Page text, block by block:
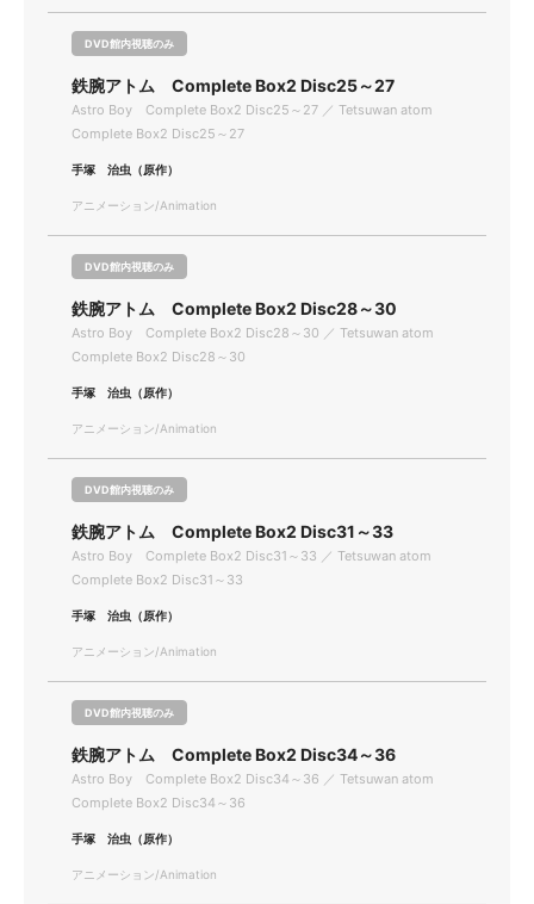
DVD館内視聴のみ
鉄腕アトム Complete Box2 Disc25～27
Astro Boy Complete Box2 Disc25～27 ／ Tetsuwan atom
Complete Box2 Disc25～27
手塚 治虫（原作）
アニメーション/Animation
DVD館内視聴のみ
鉄腕アトム Complete Box2 Disc28～30
Astro Boy Complete Box2 Disc28～30 ／ Tetsuwan atom
Complete Box2 Disc28～30
手塚 治虫（原作）
アニメーション/Animation
DVD館内視聴のみ
鉄腕アトム Complete Box2 Disc31～33
Astro Boy Complete Box2 Disc31～33 ／ Tetsuwan atom
Complete Box2 Disc31～33
手塚 治虫（原作）
アニメーション/Animation
DVD館内視聴のみ
鉄腕アトム Complete Box2 Disc34～36
Astro Boy Complete Box2 Disc34～36 ／ Tetsuwan atom
Complete Box2 Disc34～36
手塚 治虫（原作）
アニメーション/Animation